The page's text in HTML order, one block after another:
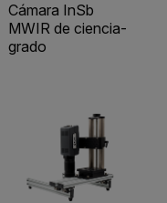
Cámara InSb
MWIR de ciencia-
grado